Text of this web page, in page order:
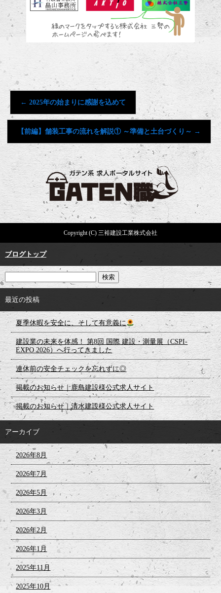
← 2025年の始まりに感謝を込めて
【前編】舗装工事の流れを解説① ～準備と土台づくり～ →
Copyright (C) 三裕建設工業株式会社
ブログトップ
最近の投稿
夏季休暇を安全に、そして有意義に
建設業の未来を体感！ 第8回 国際 建設・測量展（CSPI-
EXPO 2026）へ行ってきました
連休前の安全チェックを忘れずに◎
掲載のお知らせ｜鹿島建設様公式求人サイト
掲載のお知らせ｜清水建設様公式求人サイト
アーカイブ
2026年8月
2026年7月
2026年5月
2026年3月
2026年2月
2026年1月
2025年11月
2025年10月